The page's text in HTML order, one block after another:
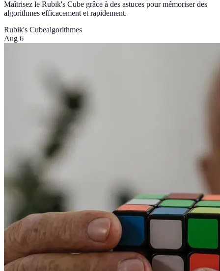
Maîtrisez le Rubik's Cube grâce à des astuces pour mémoriser des
algorithmes efficacement et rapidement.
Rubik's Cubealgorithmes
Aug 6